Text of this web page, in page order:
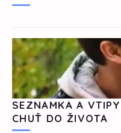
SEZNAMKA A
CHUŤ DO ŽIVOTA